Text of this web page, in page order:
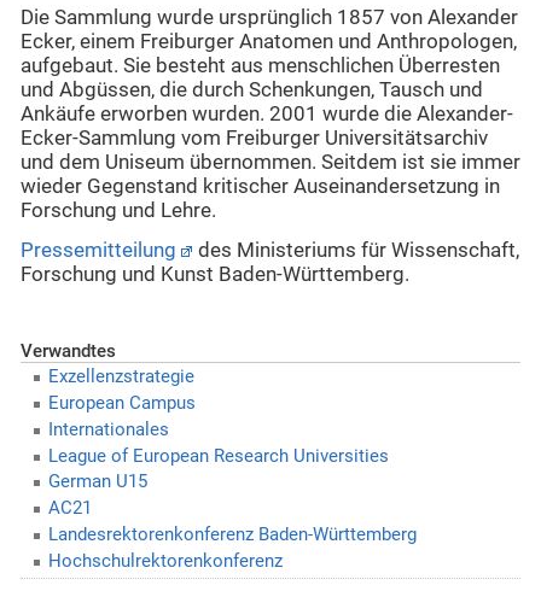
Die Sammlung wurde ursprünglich 1857 von Alexander
Ecker, einem Freiburger Anatomen und Anthropologen,
aufgebaut. Sie besteht aus menschlichen Überresten
und Abgüssen, die durch Schenkungen, Tausch und
Ankäufe erworben wurden. 2001 wurde die Alexander-
Ecker-Sammlung vom Freiburger Universitätsarchiv
und dem Uniseum übernommen. Seitdem ist sie immer
wieder Gegenstand kritischer Auseinandersetzung in
Forschung und Lehre.
Pressemitteilung
des Ministeriums für Wissenschaft,
Forschung und Kunst Baden-Württemberg.
Verwandtes
Exzellenzstrategie
European Campus
Internationales
League of European Research Universities
German U15
AC21
Landesrektorenkonferenz Baden-Württemberg
Hochschulrektorenkonferenz